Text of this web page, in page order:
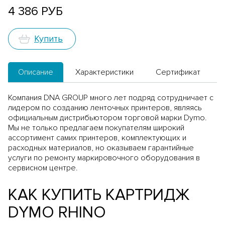
4 386 РУБ
Купить
Описание Характеристики Сертификат
Компания DNA GROUP много лет подряд сотрудничает с
лидером по созданию ленточных принтеров, являясь
официальным дистрибьютором торговой марки Dymo.
Мы не только предлагаем покупателям широкий
ассортимент самих принтеров, комплектующих и
расходных материалов, но оказываем гарантийные
услуги по ремонту маркировочного оборудования в
сервисном центре.
КАК КУПИТЬ КАРТРИДЖ
DYMO RHINO